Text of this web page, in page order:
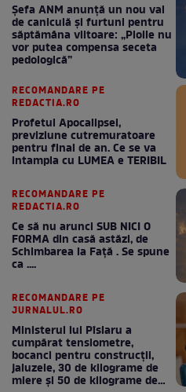
Șefa ANM anunță un nou val
de caniculă și furtuni pentru
săptămâna viitoare: „Ploile nu
vor putea compensa seceta
pedologică”
RECOMANDARE PE
REDACTIA.RO
Profetul Apocalipsei,
previziune cutremuratoare
pentru final de an. Ce se va
intampla cu LUMEA e TERIBIL
RECOMANDARE PE
REDACTIA.RO
Ce să nu arunci SUB NICI O
FORMA din casă astăzi, de
Schimbarea la Față . Se spune
ca ....
RECOMANDARE PE
JURNALUL.RO
Ministerul lui Pîslaru a
cumpărat tensiometre,
bocanci pentru construcții,
jaluzele, 30 de kilograme de
miere și 50 de kilograme de